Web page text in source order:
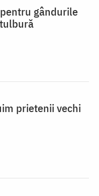
gândurile
prietenii vechi